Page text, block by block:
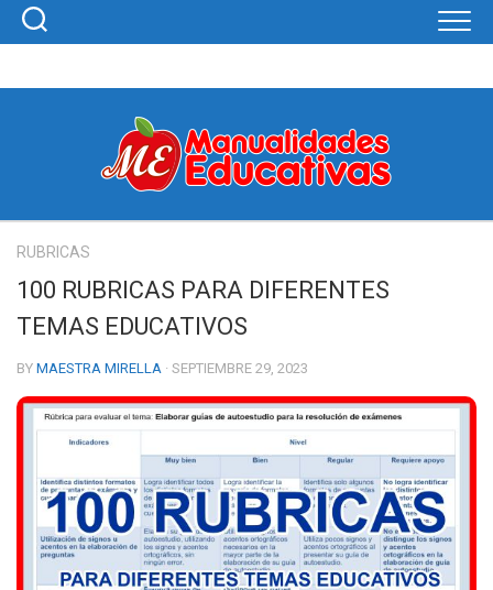
Skip
RUBRICAS
100 RUBRICAS PARA DIFERENTES
TEMAS EDUCATIVOS
BY MAESTRA MIRELLA · SEPTIEMBRE 29, 2023